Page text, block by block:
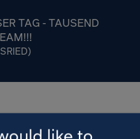
TAG - TAUSEND